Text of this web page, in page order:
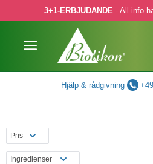
till huvudinnehåll
Hoppa till sökning
Hoppa till huvudnavigering
3+1-ERBJUDANDE - All info
Hjälp & rådgivning
Pris
Ingredienser